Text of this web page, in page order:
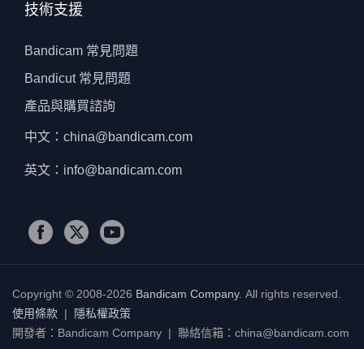
技術支援
Bandicam 常見問題
Bandicut 常見問題
產品與購買諮詢
中文：china@bandicam.com
英文：info@bandicam.com
Copyright © 2008-2026 Bandicam Company. All rights reserved.
使用條款 |
隱私權政策
開發者：Bandicam Company | 聯絡信箱：china@bandicam.com